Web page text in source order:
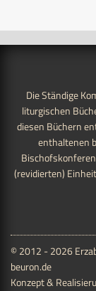
Die Ständige
liturgischen
diesen Büchern
enthaltenen
(revidierten)
© 2012 - 2026
beuron.de
Konzept &